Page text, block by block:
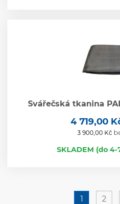
Svářečská tkanina
4 719,00
3 900,00 Kč
SKLADEM (do
1 (current)
2